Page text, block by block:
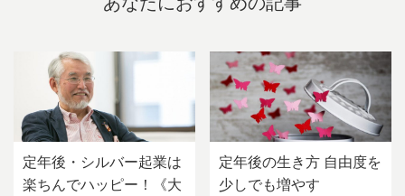
定年後・シルバー起業は
楽ちんでハッピー！《大
定年後の生き方 自由度を
少しでも増やす